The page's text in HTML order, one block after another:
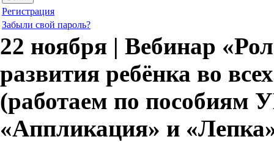
Регистрация
Забыли свой пароль?
22 ноября | Вебинар
развития ребёнка во
(работаем по пособиям
«Аппликация» и